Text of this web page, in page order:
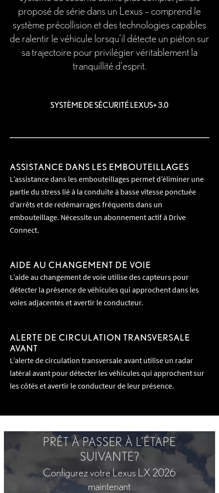
proposé de série dans un Lexus – comprend le
système précollision et des technologies capables
de ralentir le véhicule lorsqu’il détecte un piéton sur
sa trajectoire pour privilégier véritablement la
tranquillité d’esprit.
SYSTÈME DE SÉCURITÉ LEXUS+ 3.0
ASSISTANCE DANS LES EMBOUTEILLAGES
L’assistance dans les embouteillages permet d’éliminer une
partie du stress lié à la conduite à basse vitesse ponctuée
d’arrêts et de redémarrages fréquents dans un
embouteillage. Nécessite un abonnement actif à Drive
Connect.
AIDE AU CHANGEMENT DE VOIE
L’aide au changement de voie utilise des capteurs pour
détecter la présence de véhicules qui approchent dans les
voies adjacentes et avertir le conducteur.
ALERTE DE CIRCULATION TRANSVERSALE
AVANT
L’alerte de circulation transversale avant utilise un radar
latéral avant pour détecter les véhicules qui approchent sur
les côtés et avertir le conducteur de leur présence.
PRÊT À PASSER À L’ÉTAPE
SUIVANTE?
Configurez votre Lexus LX 2026
maintenant